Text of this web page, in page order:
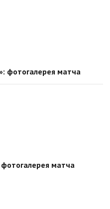
фотогалерея матча
матча